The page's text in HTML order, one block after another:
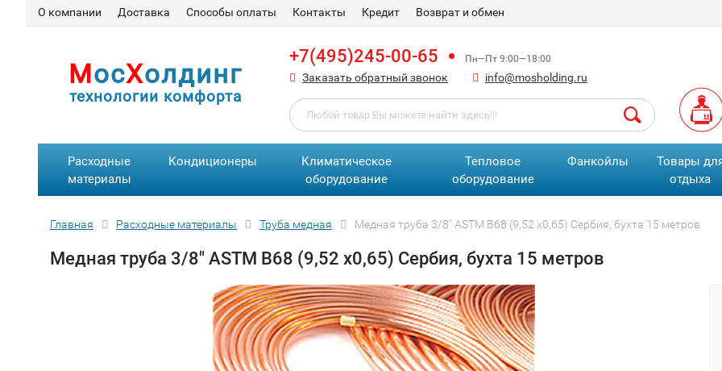
О компании Доставка Способы оплаты Контакты Кредит Возврат и обмен
МосХолдинг
технологии комфорта
+7(495)245-00-65 Пн—Пт 9:00—18:00
Заказать обратный звонок info@mosholding.ru
Расходные
материалы
Кондиционеры
Климатическое
оборудование
Тепловое
оборудование
Фанкойлы
Товары
отдыха
Главная Расходные материалы Труба медная Медная труба 3/8" ASTM В68 (9,52 х0,65) Сербия, бухта 15 метров
Медная труба 3/8" ASTM В68 (9,52 х0,65) Сербия, бухта 15 метров